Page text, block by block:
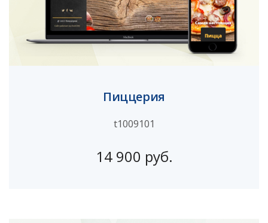
Пиццерия
t1009101
14 900 руб.